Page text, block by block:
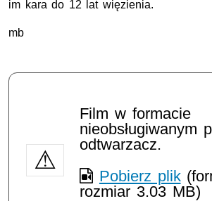
im kara do 12 lat więzienia.
mb
Film w formacie
nieobsługiwanym
odtwarzacz.
Pobierz plik
rozmiar 3.03 MB)